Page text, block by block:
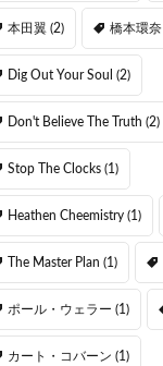
本田翼 (2) 橋本環奈
Dig Out Your Soul (2)
Don't Believe The Truth (2)
Stop The Clocks (1)
Heathen Cheemistry (1)
The Master Plan (1)
ポール・ウェラー (1)
カート・コバーン (1)